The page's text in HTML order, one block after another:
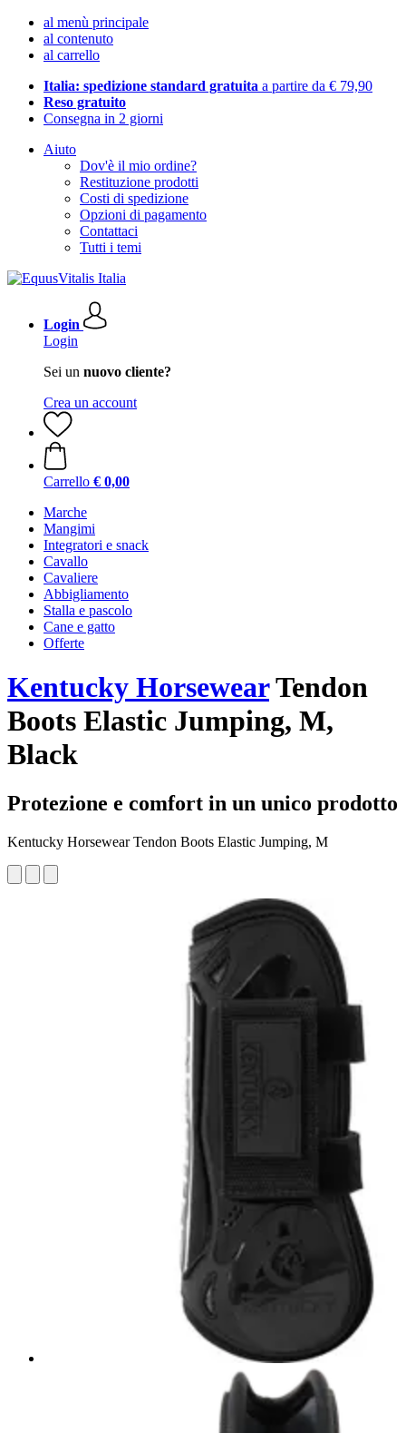
al menù principale
al contenuto
al carrello
Italia: spedizione standard gratuita a partire da € 79,90
Reso gratuito
Consegna in 2 giorni
Aiuto
Dov'è il mio ordine?
Restituzione prodotti
Costi di spedizione
Opzioni di pagamento
Contattaci
Tutti i temi
Login
Login
Sei un nuovo cliente?
Crea un account
Carrello € 0,00
Marche
Mangimi
Integratori e snack
Cavallo
Cavaliere
Abbigliamento
Stalla e pascolo
Cane e gatto
Offerte
Kentucky HorsewearTendon
Boots Elastic Jumping, M,
Black
Protezione e comfort in un unico prodotto
Kentucky Horsewear Tendon Boots Elastic Jumping, M